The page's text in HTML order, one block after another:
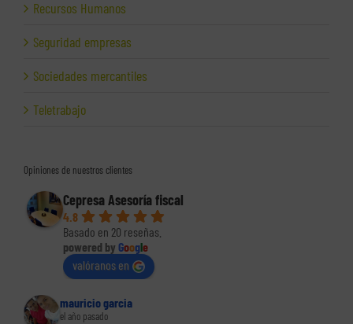
Recursos Humanos
Seguridad empresas
Sociedades mercantiles
Teletrabajo
Opiniones de nuestros clientes
Cepresa Asesoría fiscal
4.8
Basado en 20 reseñas.
powered by Google
valóranos en
mauricio garcia
el año pasado